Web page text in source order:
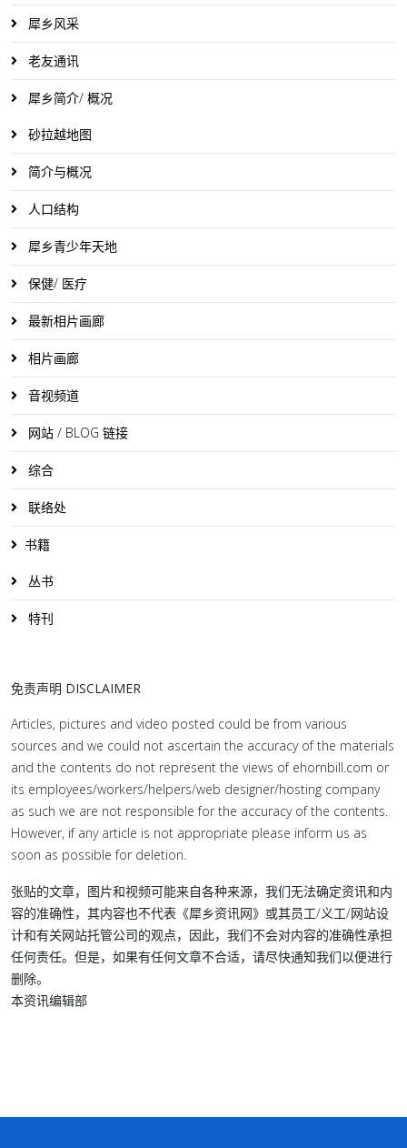
犀乡风采
老友通讯
犀乡简介/ 概况
砂拉越地图
简介与概况
人口结构
犀乡青少年天地
保健/ 医疗
最新相片画廊
相片画廊
音视频道
网站 / BLOG 链接
综合
联络处
书籍
丛书
特刊
免责声明 DISCLAIMER
Articles, pictures and video posted could be from various
sources and we could not ascertain the accuracy of the materials
and the contents do not represent the views of ehornbill.com or
its employees/workers/helpers/web designer/hosting company
as such we are not responsible for the accuracy of the contents.
However, if any article is not appropriate please inform us as
soon as possible for deletion.
张贴的文章，图片和视频可能来自各种来源，我们无法确定资讯和内
容的准确性，其内容也不代表《犀乡资讯网》或其员工/义工/网站设
计和有关网站托管公司的观点，因此，我们不会对内容的准确性承担
任何责任。但是，如果有任何文章不合适，请尽快通知我们以便进行
删除。
本资讯编辑部